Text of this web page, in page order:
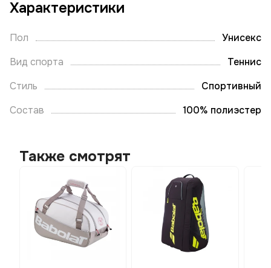
Характеристики
Пол
Унисекс
Вид спорта
Теннис
Стиль
Спортивный
Состав
100% полиэстер
Также смотрят